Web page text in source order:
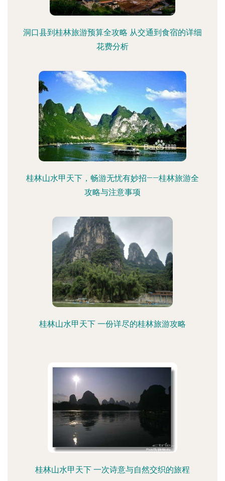
洞口县到桂林旅游预算全攻略 从交通到食宿的详细
花费分析
桂林山水甲天下，畅游无忧有妙招——桂林旅游全
攻略与注意事项
桂林山水甲天下 一份详尽的桂林旅游攻略
桂林山水甲天下 一次诗意与自然交织的旅程